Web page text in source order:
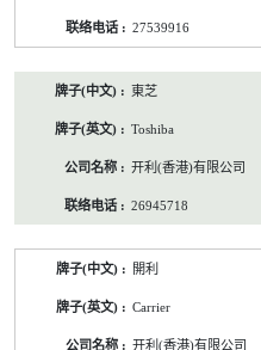
27539916
東芝
Toshiba
开利(香港)有限公司
26945718
開利
Carrier
开利(香港)有限公司